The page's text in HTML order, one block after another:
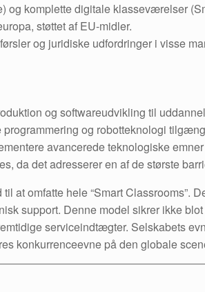
og komplette digitale klasseværelser
støttet af EU-midler.
og juridiske udfordringer i visse
og softwareudvikling til
programmering og robotteknologi
avancerede teknologiske
da det adresserer en af de største
at omfatte hele “Smart Classrooms”.
support. Denne model sikrer ikke
serviceindtægter. Selskabets
konkurrenceevne på den globale